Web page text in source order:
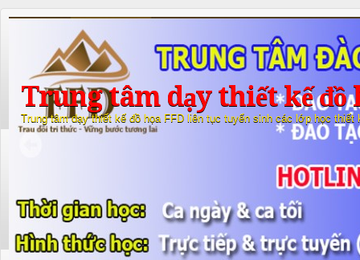
Trung tâm dạy thiết kế đồ
Trung tâm dạy thiết kế đồ họa FFD liên tục tuyển sinh các lớp học thiết